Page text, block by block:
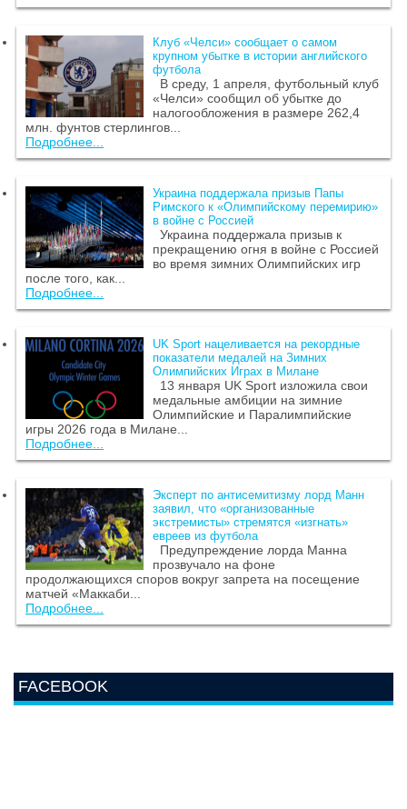
Клуб «Челси» сообщает о самом
крупном убытке в истории английского
футбола
В среду, 1 апреля, футбольный клуб
«Челси» сообщил об убытке до
налогообложения в размере 262,4
млн. фунтов стерлингов...
Подробнее...
Украина поддержала призыв Папы
Римского к «Олимпийскому перемирию»
в войне с Россией
Украина поддержала призыв к
прекращению огня в войне с Россией
во время зимних Олимпийских игр
после того, как...
Подробнее...
UK Sport нацеливается на рекордные
показатели медалей на Зимних
Олимпийских Играх в Милане
13 января UK Sport изложила свои
медальные амбиции на зимние
Олимпийские и Паралимпийские
игры 2026 года в Милане...
Подробнее...
Эксперт по антисемитизму лорд Манн
заявил, что «организованные
экстремисты» стремятся «изгнать»
евреев из футбола
Предупреждение лорда Манна
прозвучало на фоне
продолжающихся споров вокруг запрета на посещение
матчей «Маккаби...
Подробнее...
FACEBOOK